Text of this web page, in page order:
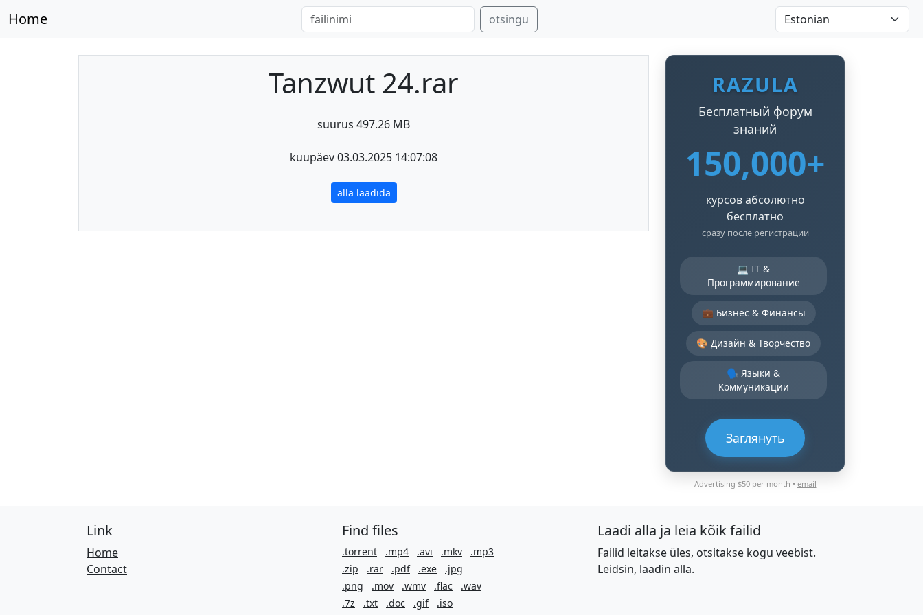
Home otsingu
Tanzwut 24.rar
suurus 497.26 MB
kuupäev 03.03.2025 14:07:08
alla laadida
RAZULA
Бесплатный форум
знаний
150,000+
курсов абсолютно
бесплатно
сразу после регистрации
💻 IT &
Программирование
💼 Бизнес & Финансы
🎨 Дизайн & Творчество
🗣️ Языки &
Коммуникации
Заглянуть
Advertising $50 per month • email
Link
Home
Contact
Find files
.torrent .mp4 .avi .mkv
.mp3
.zip
.rar .pdf .exe
.jpg
.png
.mov .wmv .flac
.wav
.7z
.txt .doc .gif .iso
Laadi alla ja leia kõik failid
Failid leitakse üles, otsitakse kogu veebist.
Leidsin, laadin alla.